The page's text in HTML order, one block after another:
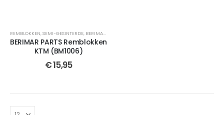
REMBLOKKEN,SEMI-GESINTERDE, BERIMAR PARTS
BERIMAR PARTS Remblokken
KTM (BM1006)
€15,95